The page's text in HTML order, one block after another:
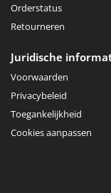
Orderstatus
Retourneren
Juridische
Voorwaarden
Privacybeleid
Toegankelijkheid
Cookies aanpassen